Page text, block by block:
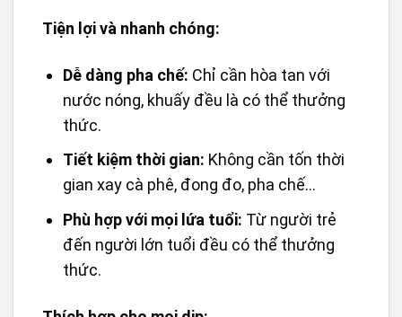
chuyền công nghệ hiện đại, đảm bảo
chất lượng và an toàn vệ sinh thực
phẩm.
Tiện lợi và nhanh chóng:
Dễ dàng pha chế:Chỉ cần hòa tan với
nước nóng, khuấy đều là có thể thưởng
thức.